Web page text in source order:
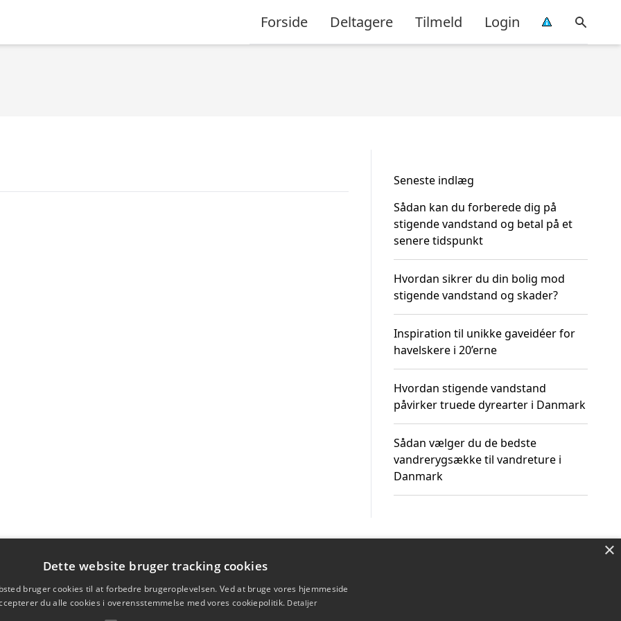
Forside Deltagere Tilmeld Login
Seneste indlæg
Sådan kan du forberede dig på
stigende vandstand og betal på et
senere tidspunkt
Hvordan sikrer du din bolig mod
stigende vandstand og skader?
Inspiration til unikke gaveidéer for
havelskere i 20’erne
Hvordan stigende vandstand
påvirker truede dyrearter i Danmark
Sådan vælger du de bedste
vandrerygsække til vandreture i
Danmark
×
Dette website bruger tracking cookies
bruger cookies til at forbedre brugeroplevelsen. Ved at bruge vores hjemmeside
du alle cookies i overensstemmelse med vores cookiepolitik. Detaljer